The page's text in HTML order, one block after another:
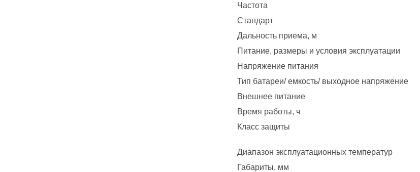
Частота
Стандарт
Дальность приема, м
Питание, размеры и условия эксплуатации
Напряжение питания
Тип батареи/ емкость/ выходное напряжение
Внешнее питание
Время работы, ч
Класс защиты
Диапазон эксплуатационных температур
Габариты, мм